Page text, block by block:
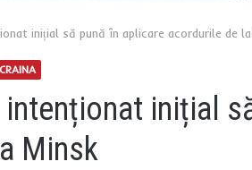
inițial să pună în aplicare acordurile de
inițial
Minsk